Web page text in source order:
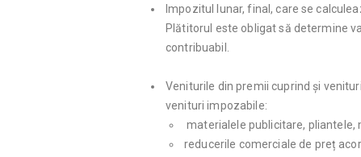
Impozitul lunar, final, care se
Plătitorul este obligat să determine
contribuabil.
Veniturile din premii cuprind și
venituri impozabile:
materialele publicitare, pliantele,
reducerile comerciale de preț